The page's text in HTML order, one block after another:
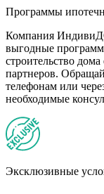
Программы
Компания
выгодные
строительство
партнеров.
телефонам или
необходимые
Эксклюзивные